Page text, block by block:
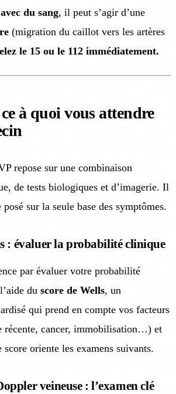
du sang, il peut s’agir d’une
(migration du caillot vers les artères
le 15 ou le 112 immédiatement.
à quoi vous attendre
repose sur une combinaison
de tests biologiques et d’imagerie. Il
posé sur la seule base des symptômes.
: évaluer la probabilité clinique
par évaluer votre probabilité
du score de Wells, un
qui prend en compte vos facteurs
récente, cancer, immobilisation…) et
oriente les examens suivants.
veineuse : l’examen clé